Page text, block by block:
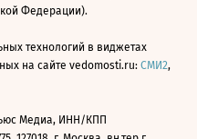
Федерации).
технологий в виджетах
на сайте vedomosti.ru: СМИ2,
Медиа, ИНН/КПП